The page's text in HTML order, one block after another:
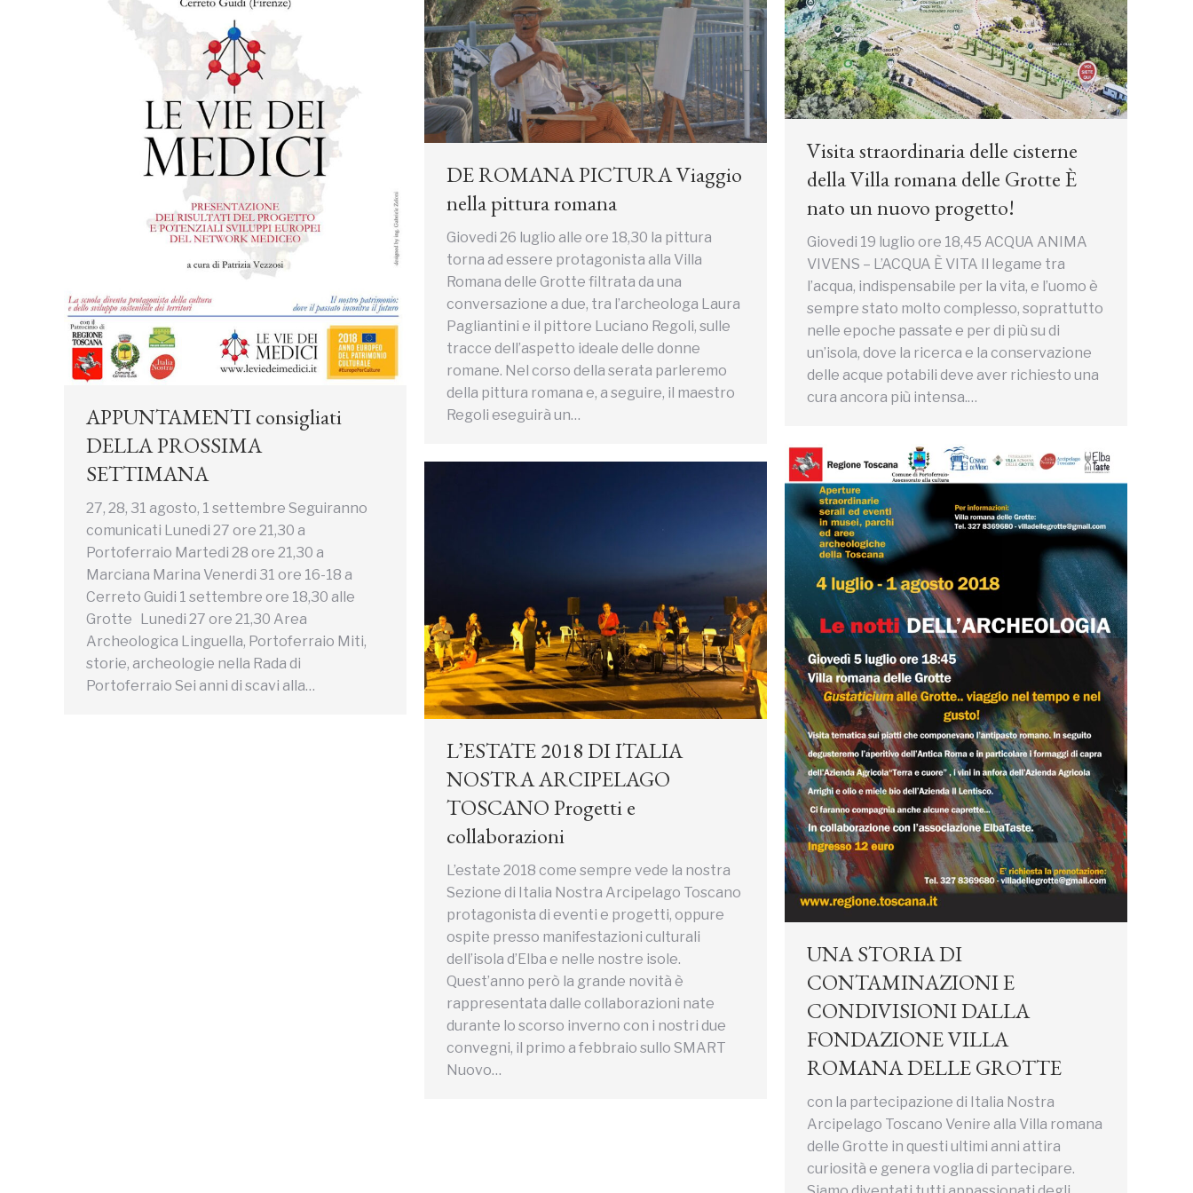
APPUNTAMENTI consigliati
DELLA PROSSIMA
SETTIMANA
27, 28, 31 agosto, 1 settembre Seguiranno
comunicati Lunedi 27 ore 21,30 a
Portoferraio Martedi 28 ore 21,30 a
Marciana Marina Venerdi 31 ore 16-18 a
Cerreto Guidi 1 settembre ore 18,30 alle
Grotte Lunedi 27 ore 21,30 Area
Archeologica Linguella, Portoferraio Miti,
storie, archeologie nella Rada di
Portoferraio Sei anni di scavi alla…
DE ROMANA PICTURA Viaggio
nella pittura romana
Giovedi 26 luglio alle ore 18,30 la pittura
torna ad essere protagonista alla Villa
Romana delle Grotte filtrata da una
conversazione a due, tra l’archeologa Laura
Pagliantini e il pittore Luciano Regoli, sulle
tracce dell’aspetto ideale delle donne
romane. Nel corso della serata parleremo
della pittura romana e, a seguire, il maestro
Regoli eseguirà un…
Visita straordinaria delle cisterne
della Villa romana delle Grotte È
nato un nuovo progetto!
Giovedi 19 luglio ore 18,45 ACQUA ANIMA
VIVENS – L’ACQUA È VITA Il legame tra
l’acqua, indispensabile per la vita, e l’uomo è
sempre stato molto complesso, soprattutto
nelle epoche passate e per di più su di
un’isola, dove la ricerca e la conservazione
delle acque potabili deve aver richiesto una
cura ancora più intensa.…
UNA STORIA DI
CONTAMINAZIONI E
CONDIVISIONI DALLA
FONDAZIONE VILLA
ROMANA DELLE GROTTE
con la partecipazione di Italia Nostra
Arcipelago Toscano Venire alla Villa romana
delle Grotte in questi ultimi anni attira
curiosità e genera voglia di partecipare.
L’ESTATE 2018 DI ITALIA
NOSTRA ARCIPELAGO
TOSCANO Progetti e
collaborazioni
L’estate 2018 come sempre vede la nostra
Sezione di Italia Nostra Arcipelago Toscano
protagonista di eventi e progetti, oppure
ospite presso manifestazioni culturali
dell’isola d’Elba e nelle nostre isole.
Quest’anno però la grande novità è
rappresentata dalle collaborazioni nate
durante lo scorso inverno con i nostri due
convegni, il primo a febbraio sullo SMART
Nuovo…